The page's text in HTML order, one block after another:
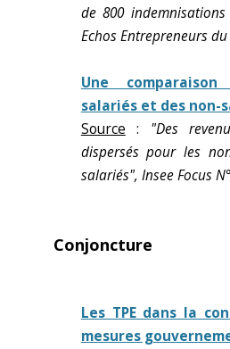
de 800
Echos Entrepreneurs
Une
salariés et des non-
Source : "Des
dispersés pour les
salariés", Insee Focus
Conjoncture
Les TPE dans la
mesures